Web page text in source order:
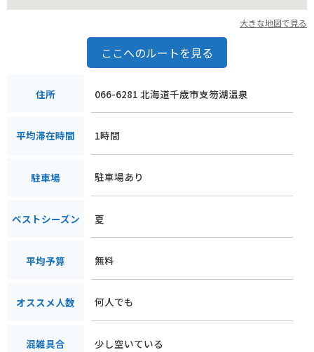
大きな地図で見る
ここへのルートを見る
住所 066-6281 北海道千歳市支笏湖温泉
平均滞在時間 1時間
駐車場 駐車場あり
ベストシーズン 夏
平均予算 無料
オススメ人数 何人でも
混雑具合 少し空いている